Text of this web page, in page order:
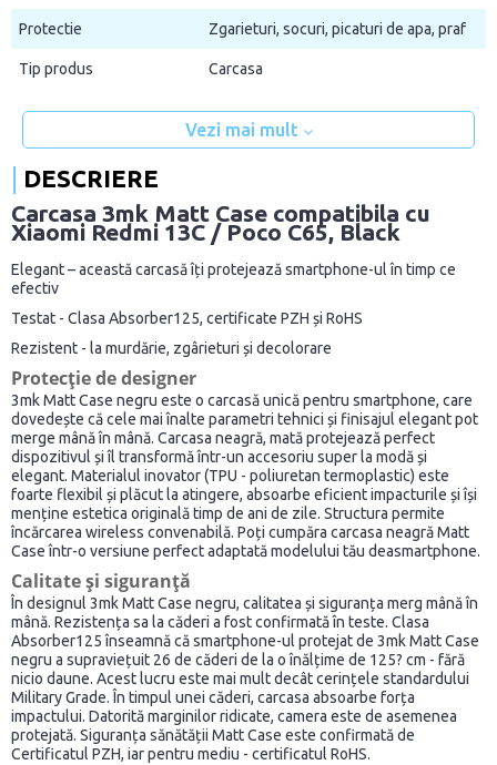
Protectie Zgarieturi, socuri, picaturi de apa, praf
Tip produs Carcasa
Vezi mai mult
DESCRIERE
Carcasa 3mk Matt Case compatibila cu
Xiaomi Redmi 13C / Poco C65, Black
Elegant – această carcasă îți protejează smartphone-ul în timp ce
efectiv
Testat - Clasa Absorber125, certificate PZH și RoHS
Rezistent - la murdărie, zgârieturi și decolorare
Protecție de designer
3mk Matt Case negru este o carcasă unică pentru smartphone, care
dovedește că cele mai înalte parametri tehnici și finisajul elegant pot
merge mână în mână. Carcasa neagră, mată protejează perfect
dispozitivul și îl transformă într-un accesoriu super la modă și
elegant. Materialul inovator (TPU - poliuretan termoplastic) este
foarte flexibil și plăcut la atingere, absoarbe eficient impacturile și își
menține estetica originală timp de ani de zile. Structura permite
încărcarea wireless convenabilă. Poți cumpăra carcasa neagră Matt
Case într-o versiune perfect adaptată modelului tău deasmartphone.
Calitate și siguranță
În designul 3mk Matt Case negru, calitatea și siguranța merg mână în
mână. Rezistența sa la căderi a fost confirmată în teste. Clasa
Absorber125 înseamnă că smartphone-ul protejat de 3mk Matt Case
negru a supraviețuit 26 de căderi de la o înălțime de 125? cm - fără
nicio daune. Acest lucru este mai mult decât cerințele standardului
Military Grade. În timpul unei căderi, carcasa absoarbe forța
impactului. Datorită marginilor ridicate, camera este de asemenea
protejată. Siguranța sănătății Matt Case este confirmată de
Certificatul PZH, iar pentru mediu - certificatul RoHS.